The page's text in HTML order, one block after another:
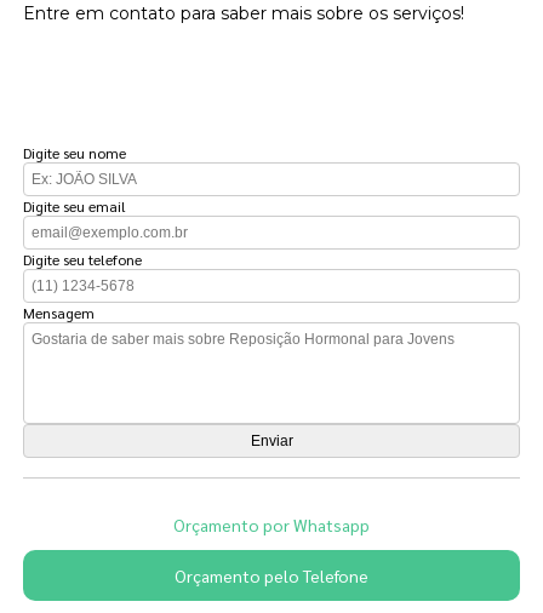
Entre em contato para saber mais sobre os serviços!
Digite seu nome
Digite seu email
Digite seu telefone
Mensagem
Orçamento por Whatsapp
Orçamento pelo Telefone